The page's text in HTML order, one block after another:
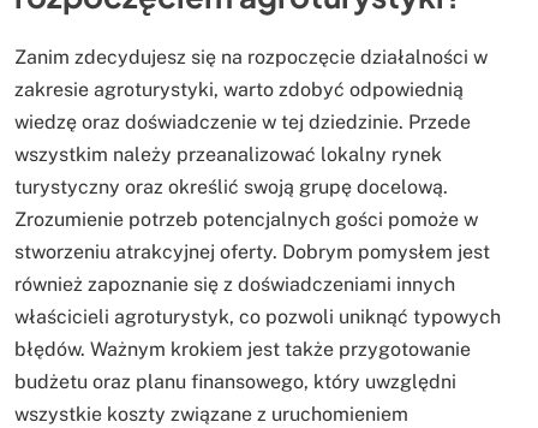
Zanim zdecydujesz się na rozpoczęcie działalności w
zakresie agroturystyki, warto zdobyć odpowiednią
wiedzę oraz doświadczenie w tej dziedzinie. Przede
wszystkim należy przeanalizować lokalny rynek
turystyczny oraz określić swoją grupę docelową.
Zrozumienie potrzeb potencjalnych gości pomoże w
stworzeniu atrakcyjnej oferty. Dobrym pomysłem jest
również zapoznanie się z doświadczeniami innych
właścicieli agroturystyk, co pozwoli uniknąć typowych
błędów. Ważnym krokiem jest także przygotowanie
budżetu oraz planu finansowego, który uwzględni
wszystkie koszty związane z uruchomieniem